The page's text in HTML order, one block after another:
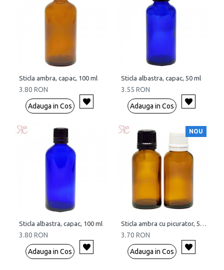
Sticla ambra, capac, 100 ml
3.80 RON
Adauga in Cos
Sticla albastra, capac, 50 ml
3.55 RON
Adauga in Cos
Sticla albastra, capac, 100 ml
3.80 RON
Adauga in Cos
NOU
Sticla ambra cu picurator, 50 ml
3.70 RON
Adauga in Cos